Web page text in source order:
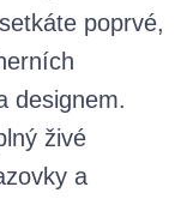
poprvé,
designem.
živé
a